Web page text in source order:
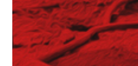
Młodszy Inżynier
Mechanik / serwisant
Młodszy Inżynier